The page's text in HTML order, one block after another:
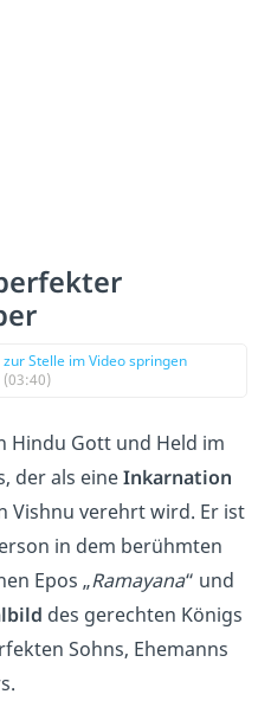
zur Stelle im Video springen
(03:40)
Hindu Gott und Held im
der als eineInkarnation
Vishnu verehrt wird. Er ist
in dem berühmten
Epos „Ramayana“ und
des gerechten Königs
Sohns, Ehemanns